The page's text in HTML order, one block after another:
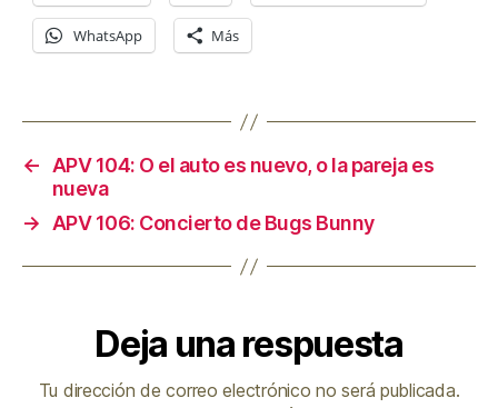
u
d
o
WhatsApp Más
← APV 104: O el auto es nuevo, o la pareja es
nueva
→ APV 106: Concierto de Bugs Bunny
Deja una respuesta
Tu dirección de correo electrónico no será publicada.